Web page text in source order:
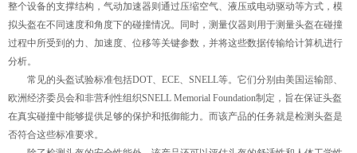
整个设备的支撑结构，气动加速器则通过压缩空气、液压或电动驱动等方式，模
拟头盔在不同速度和角度下的碰撞情况。同时，测量仪器则用于测量头盔在碰撞
过程中所受到的力、加速度、位移等关键参数，并将这些数据传输给计算机进行
分析。
常见的头盔试验标准包括DOT、ECE、SNELL等。它们分别由美国运输部、
欧洲经济委员会和非营利性组织SNELL Memorial Foundation制定，旨在保证头盔
在真实碰撞中能够提供足够的保护和抵御能力。而该产品的任务就是检测头盔是
否符合这些标准要求。